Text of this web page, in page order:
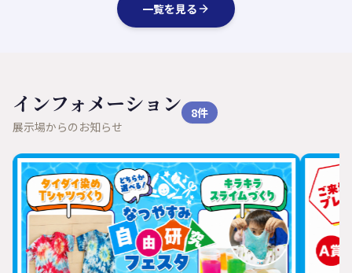
一覧を見る
インフォメーション
展示場からのお知らせ
8件